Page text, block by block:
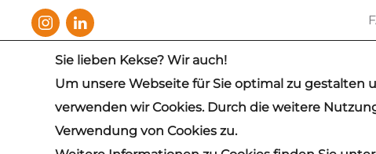
IDW PS 880 CERTIFIED
© 2026 mb Support GmbH
Hinweis: Aus Gründen der besseren Lesbarkeit wird auf die
gelten gleichermaßen für alle Geschlechter. Die verkürzte
Sie lieben Kekse? Wir auch!
Um unsere Webseite für Sie optimal zu gestalten
verwenden wir Cookies. Durch die weitere
Verwendung von Cookies zu.